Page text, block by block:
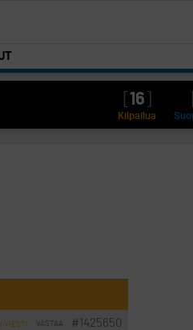
16
Kilpailua
#1425650
VASTAA
VIESTI